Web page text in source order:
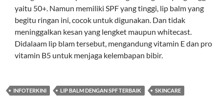
yaitu 50+. Namun memiliki SPF yang tinggi, lip balm yang
begitu ringan ini, cocok untuk digunakan. Dan tidak
meninggalkan kesan yang lengket maupun whitecast.
Didalaam lip blam tersebut, mengandung vitamin E dan pro
vitamin B5 untuk menjaga kelembapan bibir.
INFOTERKINI LIP BALM DENGAN SPF TERBAIK SKINCARE